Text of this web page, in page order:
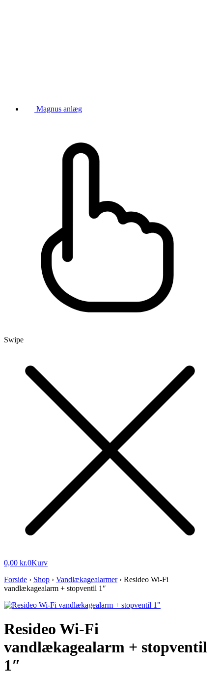
Magnus anlæg
Swipe
0,00 kr.0Kurv
Forside › Shop › Vandlækagealarmer› Resideo Wi-Fi
vandlækagealarm + stopventil 1″
Resideo Wi-Fi
vandlækagealarm + stopventil
1″